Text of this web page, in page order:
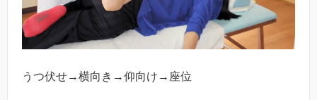
うつ伏せ→横向き→仰向け→座位